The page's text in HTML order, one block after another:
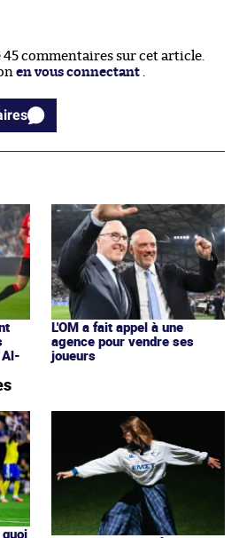
commentaires sur cet article.
en vous connectant
L'OM a fait appel à une
agence pour vendre ses
joueurs